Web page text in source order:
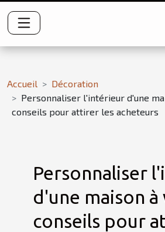
Accueil
Décoration
Personnaliser l'intérieur d'une
conseils pour attirer les acheteurs
Personnaliser
d'une maison à
conseils pour